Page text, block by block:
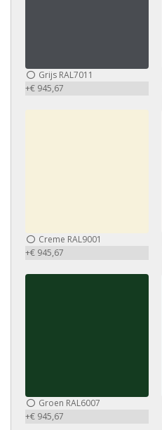
Grijs RAL7011
+€ 945,67
Creme RAL9001
+€ 945,67
Groen RAL6007
+€ 945,67